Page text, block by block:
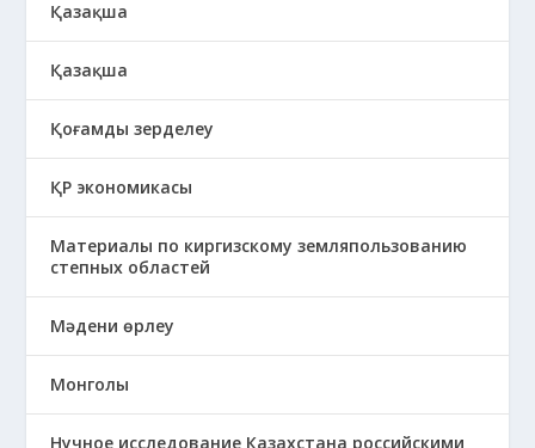
Қазақша
Қазақша
Қоғамды зерделеу
ҚР экономикасы
Материалы по киргизскому земляпользованию
степных областей
Мәдени өрлеу
Монголы
Нучное исследование Казахстана российскими